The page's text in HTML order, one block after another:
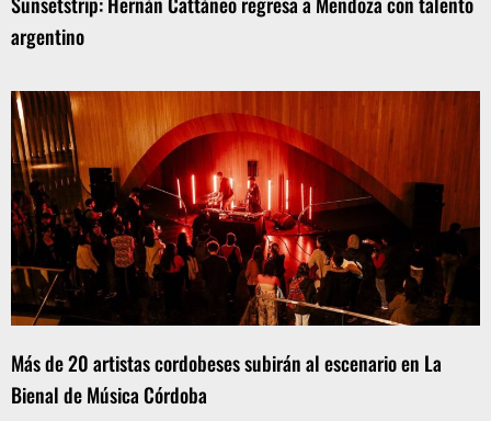
argentino
Más de 20 artistas cordobeses subirán al escenario en La
Bienal de Música Córdoba